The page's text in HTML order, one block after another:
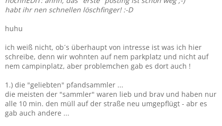
habt ihr nen schnellen löschfinger! :-D
huhu
ich weiß nicht, ob´s überhaupt von intresse ist was ich hier
schreibe, denn wir wohnten auf nem parkplatz und nicht auf
nem campinplatz, aber problemchen gab es dort auch !
1.) die "geliebten" pfandsammler ...
die meisten der "sammler" waren lieb und brav und haben nur
alle 10 min. den müll auf der straße neu umgepflügt - abr es
gab auch andere ...